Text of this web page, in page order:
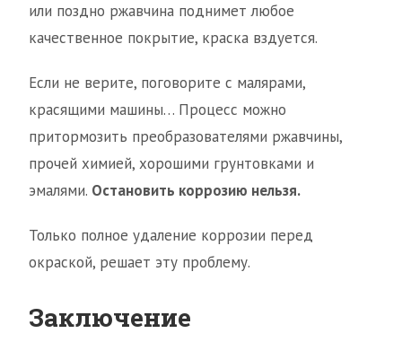
или поздно ржавчина поднимет любое
качественное покрытие, краска вздуется.
Если не верите, поговорите с малярами,
красящими машины… Процесс можно
притормозить преобразователями ржавчины,
прочей химией, хорошими грунтовками и
эмалями. Остановить коррозию нельзя.
Только полное удаление коррозии перед
окраской, решает эту проблему.
Заключение